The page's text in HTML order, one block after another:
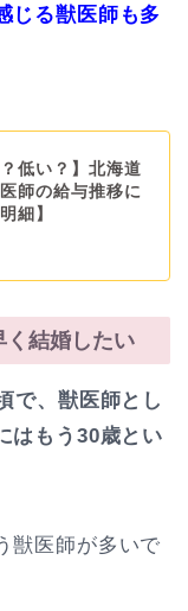
じる獣医師も多
低い？】北海道
師の給与推移に
細】
結婚したい
で、獣医師とし
はもう30歳とい
獣医師が多いで